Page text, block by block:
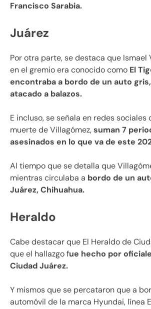
Francisco Sarabia.
Juárez
Por otra parte, se destaca que Ismael
en el gremio era conocido como El
encontraba a bordo de un auto
atacado a balazos.
E incluso, se señala en redes sociales
muerte de Villagómez,suman 7
asesinados en lo que va de este
Al tiempo que se detalla que
mientras circulaba a bordo de un
Juárez, Chihuahua.
Heraldo
Cabe destacar que El Heraldo de
que el hallazgo fue hecho por
Ciudad Juárez.
Y mismos que se percataron que a
automóvil de la marca Hyundai, línea